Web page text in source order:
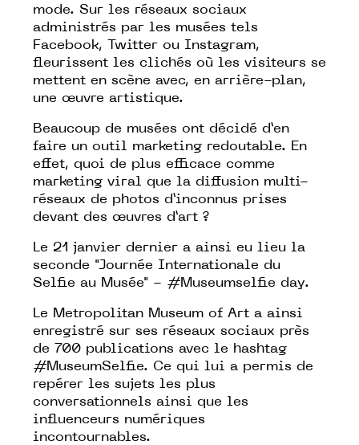
mode. Sur les réseaux sociaux
administrés par les musées tels
Facebook, Twitter ou Instagram,
fleurissent les clichés où les visiteurs se
mettent en scène avec, en arrière-plan,
une œuvre artistique.
Beaucoup de musées ont décidé d’en
faire un outil marketing redoutable. En
effet, quoi de plus efficace comme
marketing viral que la diffusion multi-
réseaux de photos d’inconnus prises
devant des œuvres d’art ?
Le 21 janvier dernier a ainsi eu lieu la
seconde "Journée Internationale du
Selfie au Musée" - #Museumselfie day.
Le Metropolitan Museum of Art a ainsi
enregistré sur ses réseaux sociaux près
de 700 publications avec le hashtag
#MuseumSelfie. Ce qui lui a permis de
repérer les sujets les plus
conversationnels ainsi que les
influenceurs numériques
incontournables.